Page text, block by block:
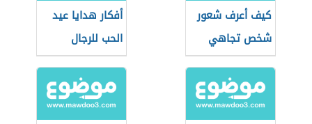
كيف أعرف شعور
شخص تجاهي
أفكار هدايا عيد
الحب للرجال